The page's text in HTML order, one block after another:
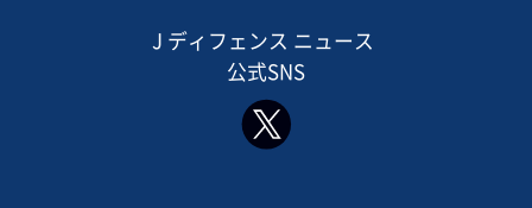
J ディフェンス ニュース
公式SNS